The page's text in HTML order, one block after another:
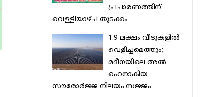
പ്രചാരണത്തിന്
വെള്ളിയാഴ്ച തുടക്കം
1.9 ലക്ഷം വീടുകളില്‍
വെളിച്ചമെത്തും;
മദീനയിലെ അല്‍
ഹെനാകിയ
സൗരോര്‍ജ്ജ നിലയം സജ്ജം